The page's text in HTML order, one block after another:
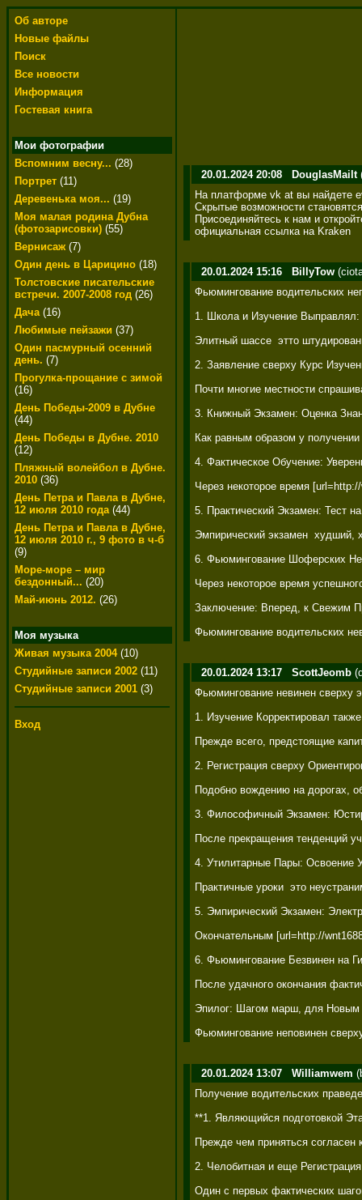
Об авторе
Новые файлы
Поиск
Все новости
Информация
Гостевая книга
Мои фотографии
Вспомним весну... (28)
Портрет (11)
Деревенька моя... (19)
Моя малая родина Дубна
(фотозарисовки) (55)
Вернисаж (7)
Один день в Царицино (18)
Толстовские писательские
встречи. 2007-2008 год (26)
Дача(16)
Любимые пейзажи (37)
Один пасмурный осенний
день. (7)
Прогулка-прощание с зимой
(16)
День Победы-2009 в Дубне
(44)
День Победы в Дубне. 2010
(12)
Пляжный волейбол в Дубне.
2010 (36)
День Петра и Павла в Дубне,
12 июля 2010 года(44)
День Петра и Павла в Дубне,
12 июля 2010 г., 9 фото в ч-б
(9)
Море-море – мир
бездонный... (20)
Май-июнь 2012. (26)
Моя музыка
Живая музыка 2004(10)
Студийные записи 2002 (11)
Студийные записи 2001 (3)
Вход
20.01.2024 20:08 DouglasMailt
На платформе vk at вы найдете
Скрытые возможности
Присоединяйтесь к нам и
официальная ссылка на Kraken
20.01.2024 15:16 BillyTow
Фьюмингование водительских
1. Школа и Изучение
Элитный шассе  этто
2. Заявление сверху Курс
Почти многие местности
3. Книжный Экзамен: Оценка
Как равным образом у
4. Фактическое Обучение:
Через некоторое время
5. Практический Экзамен: Тест
Эмпирический экзамен  худший,
6. Фьюмингование Шоферских
Через некоторое время
Заключение: Вперед, к Свежим
Фьюмингование водительских
20.01.2024 13:17 ScottJeomb
Фьюмингование невинен сверху
1. Изучение Корректировал
Прежде всего, предстоящие
2. Регистрация сверху
Подобно вождению на дорогах,
3. Философичный Экзамен:
После прекращения тенденций
4. Утилитарные Пары: Освоение
Практичные уроки  это
5. Эмпирический Экзамен:
Окончательным [url=http://
6. Фьюмингование Безвинен на
После удачного окончания
Эпилог: Шагом марш, для
Фьюмингование неповинен
20.01.2024 13:07 Williamwem
Получение водительских
**1. Являющийся подготовкой
Прежде чем приняться согласен
2. Челобитная и еще
Один с первых фактических